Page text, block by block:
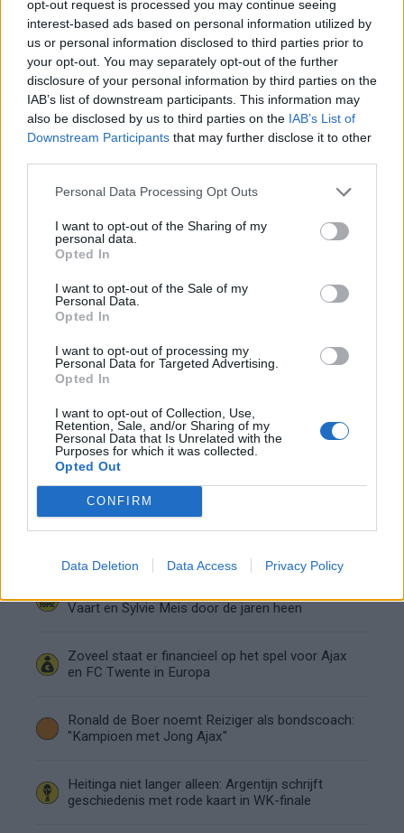
opt-out request is processed you may continue seeing
interest-based ads based on personal information utilized by
us or personal information disclosed to third parties prior to
your opt-out. You may separately opt-out of the further
disclosure of your personal information by third parties on the
IAB’s list of downstream participants. This information may
also be disclosed by us to third parties on the IAB’s List of
Downstream Participants that may further disclose it to other
Personal Data Processing Opt Outs
I want to opt-out of the Sharing of my
personal data.
Opted In
I want to opt-out of the Sale of my
Personal Data.
Opted In
I want to opt-out of processing my
Personal Data for Targeted Advertising.
Opted In
I want to opt-out of Collection, Use,
Retention, Sale, and/or Sharing of my
Personal Data that Is Unrelated with the
Purposes for which it was collected.
Opted Out
CONFIRM
Data Deletion Data Access Privacy Policy
Hakim Ziyech verhuurt opnieuw luxe
appartement op Amsterdamse Zuidas
Marcos Leonardo laat eerste indruk achter bij
Ajax: 'Hier gaan fans van genieten'
Resterend oefenprogramma Ajax: waar zijn de
blijft cruciaal
geschiedenis
de basis bij FC Barcelona
Ouazane met Lionel Messi
Ajax zet grote stap richting volgende ronde na
Dusan Tadic kijkt met bijzondere gevoelens naar
Vaart en Sylvie Meis door de jaren heen
Zoveel staat er financieel op het spel voor Ajax
en FC Twente in Europa
Ronald de Boer noemt Reiziger als bondscoach:
"Kampioen met Jong Ajax"
Heitinga niet langer alleen: Argentijn schrijft
geschiedenis met rode kaart in WK-finale